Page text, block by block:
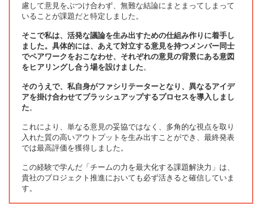
慮して意見をぶつけ合わず、無難な結論にまとまってしまって
いることが課題だと特定しました。
そこで私は、活発な議論を生み出すための仕組み作りに着手し
ました。具体的には、あえて対立する意見を持つメンバー同士
でペアワークをおこなわせ、それぞれの意見の背景にある意図
をヒアリングし合う場を設けました 。
そのうえで、私自身がファシリテーターとなり、異なるアイデ
アを掛け合わせてブラッシュアップするプロセスを導入しまし
た 。
これにより、単なる意見の妥協ではなく、多角的な視点を取り
入れた質の高いアウトプットを生み出すことができ、最終発表
では最高評価を獲得しました。
この経験で学んだ「チームの力を最大化する課題解決力」は、
貴社のプロジェクト推進においても必ず活きると確信していま
す。